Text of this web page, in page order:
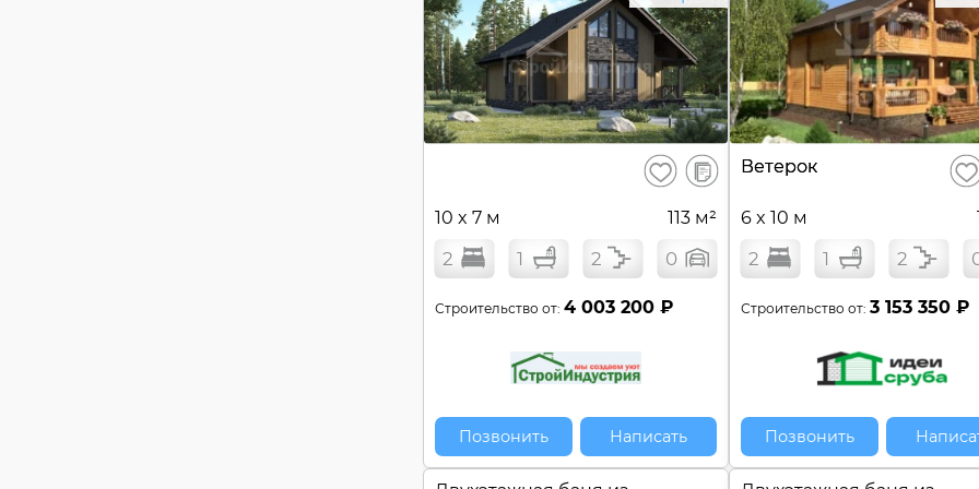
Сохранить
В
сравнение
10 x 7 м 113 м²
2 1 2 0
Строительство от: 4 003 200 ₽
Позвонить Написать
Ветерок
6 x 10 м
2 1 2
Строительство от:3 153 350 ₽
Позвонить